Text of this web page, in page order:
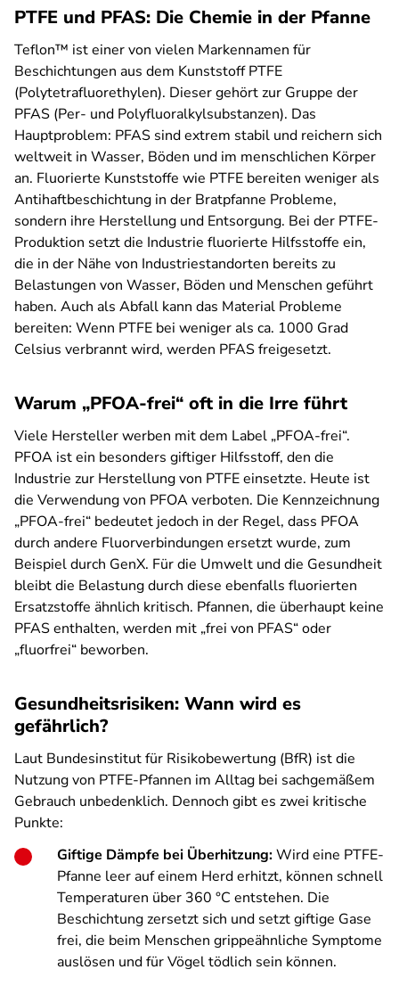
PTFE und PFAS: Die Chemie in der Pfanne
Teflon™ ist einer von vielen Markennamen für
Beschichtungen aus dem Kunststoff PTFE
(Polytetrafluorethylen). Dieser gehört zur Gruppe der
PFAS (Per- und Polyfluoralkylsubstanzen). Das
Hauptproblem: PFAS sind extrem stabil und reichern sich
weltweit in Wasser, Böden und im menschlichen Körper
an. Fluorierte Kunststoffe wie PTFE bereiten weniger als
Antihaftbeschichtung in der Bratpfanne Probleme,
sondern ihre Herstellung und Entsorgung. Bei der PTFE-
Produktion setzt die Industrie fluorierte Hilfsstoffe ein,
die in der Nähe von Industriestandorten bereits zu
Belastungen von Wasser, Böden und Menschen geführt
haben. Auch als Abfall kann das Material Probleme
bereiten: Wenn PTFE bei weniger als ca. 1000 Grad
Celsius verbrannt wird, werden PFAS freigesetzt.
Warum „PFOA-frei“ oft in die Irre führt
Viele Hersteller werben mit dem Label „PFOA-frei“.
PFOA ist ein besonders giftiger Hilfsstoff, den die
Industrie zur Herstellung von PTFE einsetzte. Heute ist
die Verwendung von PFOA verboten. Die Kennzeichnung
„PFOA-frei“ bedeutet jedoch in der Regel, dass PFOA
durch andere Fluorverbindungen ersetzt wurde, zum
Beispiel durch GenX. Für die Umwelt und die Gesundheit
bleibt die Belastung durch diese ebenfalls fluorierten
Ersatzstoffe ähnlich kritisch. Pfannen, die überhaupt keine
PFAS enthalten, werden mit „frei von PFAS“ oder
„fluorfrei“ beworben.
Gesundheitsrisiken: Wann wird es
gefährlich?
Laut Bundesinstitut für Risikobewertung (BfR) ist die
Nutzung von PTFE-Pfannen im Alltag bei sachgemäßem
Gebrauch unbedenklich. Dennoch gibt es zwei kritische
Punkte:
Giftige Dämpfe bei Überhitzung:Wird eine PTFE-
Pfanne leer auf einem Herd erhitzt, können schnell
Temperaturen über 360 °C entstehen. Die
Beschichtung zersetzt sich und setzt giftige Gase
frei, die beim Menschen grippeähnliche Symptome
auslösen und für Vögel tödlich sein können.